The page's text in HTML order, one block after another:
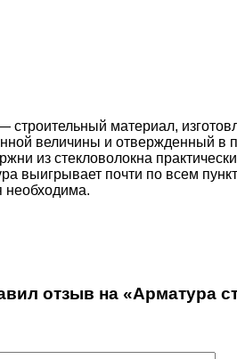
строительный материал,
величины и отвержденный в
из стекловолокна
выигрывает почти по всем
необходима.
отзыв на «Арматура